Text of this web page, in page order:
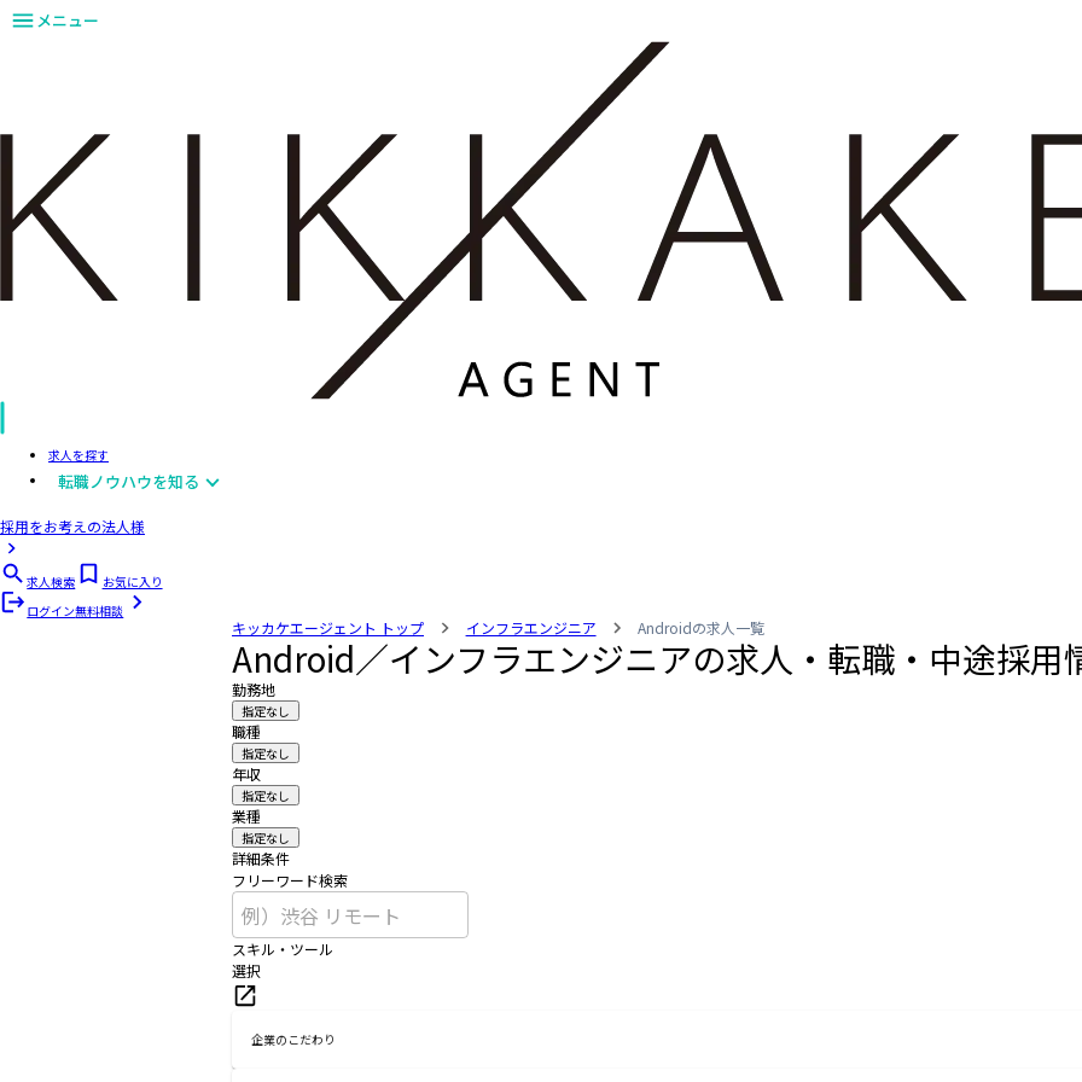
メニュー
求人を探す
転職ノウハウを知る
採用をお考えの法人様
求人検索
お気に入り
ログイン無料相談
キッカケエージェント トップ インフラエンジニア Androidの求人一覧
Android／インフラエンジニアの求人・転職・中途採用
勤務地
指定なし
職種
指定なし
年収
指定なし
業種
指定なし
詳細条件
フリーワード検索
スキル・ツール
選択
企業のこだわり